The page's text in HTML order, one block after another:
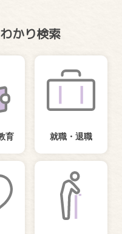
かり検索
育 就職・退職